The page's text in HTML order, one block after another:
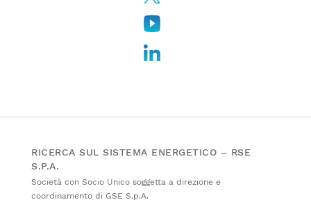
RICERCA SUL SISTEMA ENERGETICO – RSE
S.P.A.
Società con Socio Unico soggetta a direzione e
coordinamento di GSE S.p.A.